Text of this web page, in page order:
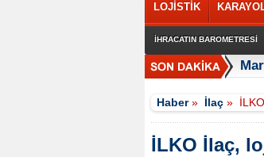
LOJİSTİK
İHRACATIN BAROMETRESİ
Haber» İlaç »
İLKO İlaç,